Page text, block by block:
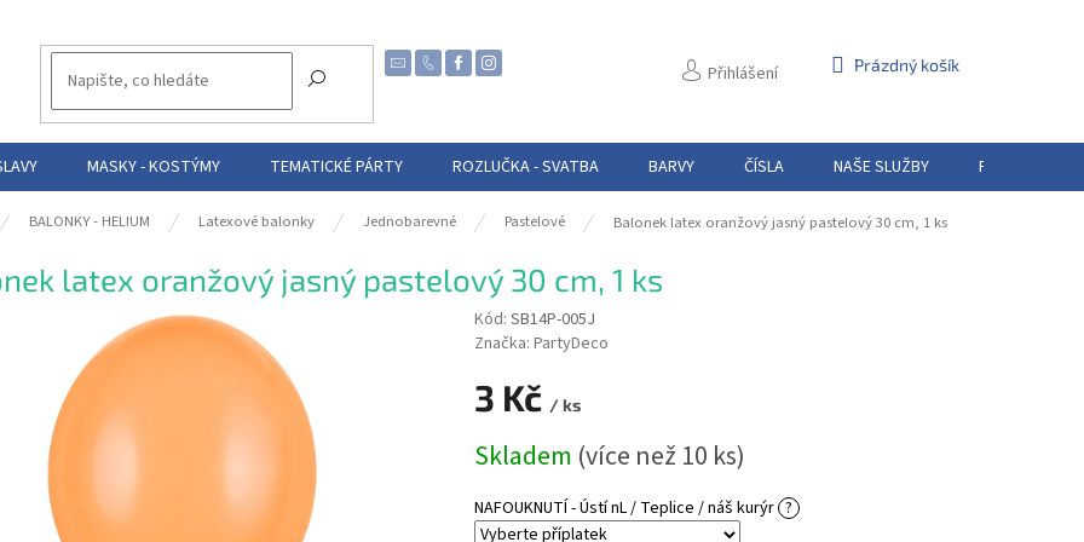
Přihlášení
NÁKUPNÍ
Prázdný košík
MASKY - KOSTÝMY TEMATICKÉ PÁRTY ROZLUČKA - SVATBA BARVY ČÍSLA NAŠE SLUŽBY PŮJČOVNA
BALONKY - HELIUM Latexové balonky Jednobarevné Pastelové Balonek latex oranžový jasný pastelový 30 cm, 1 ks
latex oranžový jasný pastelový 30 cm, 1 ks
Kód: SB14P-005J
Značka: PartyDeco
3 Kč / ks
cena:
Skladem (více než 10 ks)
NAFOUKNUTÍ - Ústí nL / Teplice / náš kurýr ?